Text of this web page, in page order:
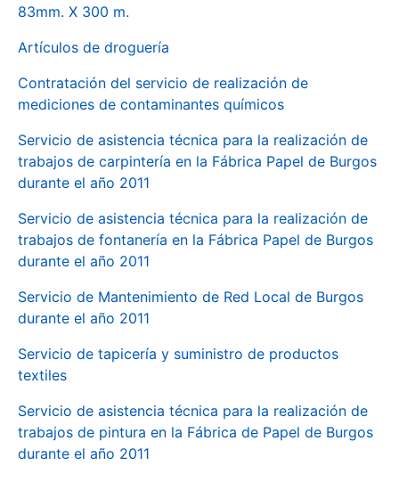
83mm. X 300 m.
Artículos de droguería
Contratación del servicio de realización de
mediciones de contaminantes químicos
Servicio de asistencia técnica para la realización de
trabajos de carpintería en la Fábrica Papel de Burgos
durante el año 2011
Servicio de asistencia técnica para la realización de
trabajos de fontanería en la Fábrica Papel de Burgos
durante el año 2011
Servicio de Mantenimiento de Red Local de Burgos
durante el año 2011
Servicio de tapicería y suministro de productos
textiles
Servicio de asistencia técnica para la realización de
trabajos de pintura en la Fábrica de Papel de Burgos
durante el año 2011